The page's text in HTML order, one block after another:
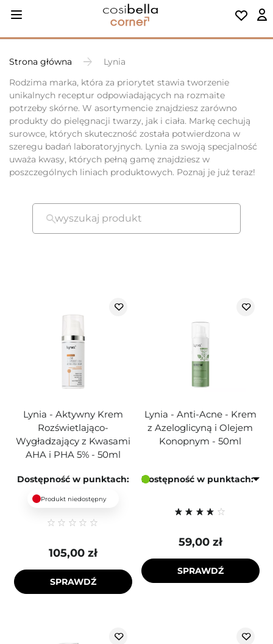
Strona główna
Lynia
Rodzima marka, która za priorytet stawia tworzenie
unikalnych receptur odpowiadających na rozmaite
potrzeby skórne. W asortymencie znajdziesz zarówno
produkty do pielęgnacji twarzy, jak i ciała. Markę cechują
surowce, których skuteczność została potwierdzona w
szeregu badań laboratoryjnych. Lynia za swoją specjalność
uważa kwasy, których pełną gamę znajdziesz w
poszczególnych liniach produktowych. Poznaj je już teraz!
wyszukaj produkt
Lynia - Aktywny Krem
Rozświetlająco-
Wygładzający z Kwasami
AHA i PHA 5% - 50ml
Dostępność w punktach:
Produkt niedostępny
105,00 zł
SPRAWDŹ
Lynia - Anti-Acne - Krem
z Azeloglicyną i Olejem
Konopnym - 50ml
Dostępność w punktach:
59,00 zł
SPRAWDŹ